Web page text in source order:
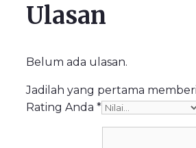
Ulasan
Belum ada ulasan.
Jadilah yang pertama
Rating Anda *